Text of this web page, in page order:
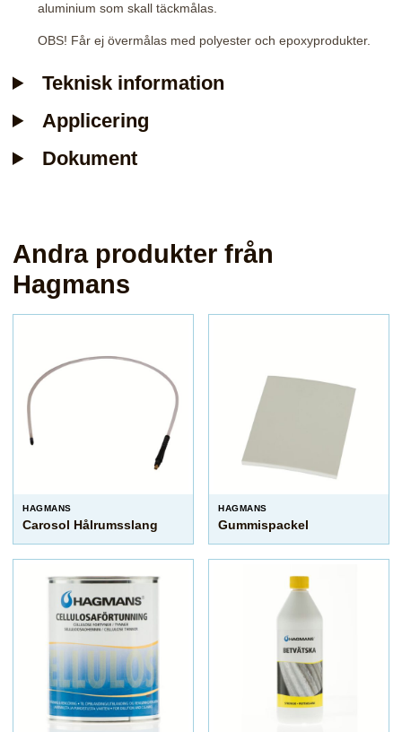
aluminium som skall täckmålas.
OBS! Får ej övermålas med polyester och epoxyprodukter.
Teknisk information
Applicering
Dokument
Andra produkter från
Hagmans
HAGMANS
Carosol Hålrumsslang
HAGMANS
Gummispackel